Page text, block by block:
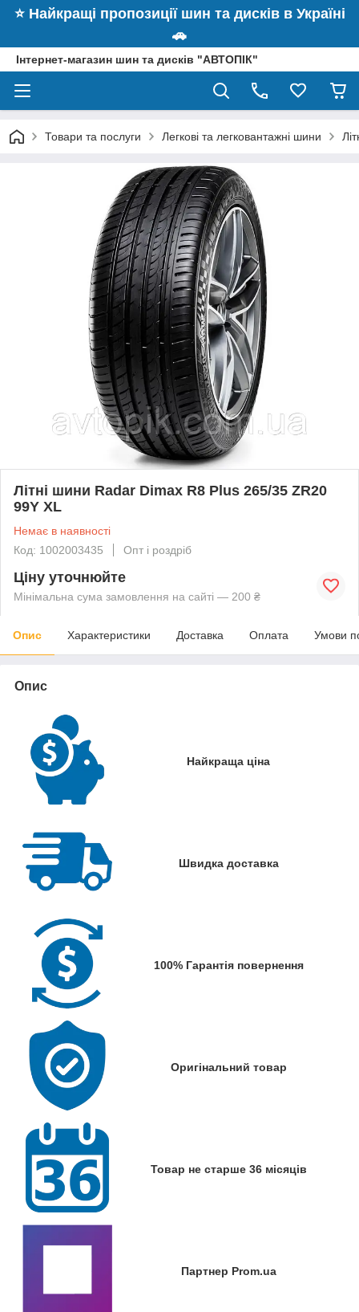
⭐️ Найкращі пропозиції шин та дисків в Україні
🚗
Інтернет-магазин шин та дисків "АВТОПІК"
Товари та послуги Легкові та легковантажні шини
Літні шини Radar Dimax R8 Plus 265/35 ZR20
99Y XL
Немає в наявності
Код: 1002003435
Опт і роздріб
Ціну уточнюйте
Мінімальна сума замовлення на сайті — 200 ₴
Опис Характеристики Доставка Оплата Умови
Опис
Найкраща ціна
Швидка доставка
100% Гарантія повернення
Оригінальний товар
Товар не старше 36 місяців
Партнер Prom.ua